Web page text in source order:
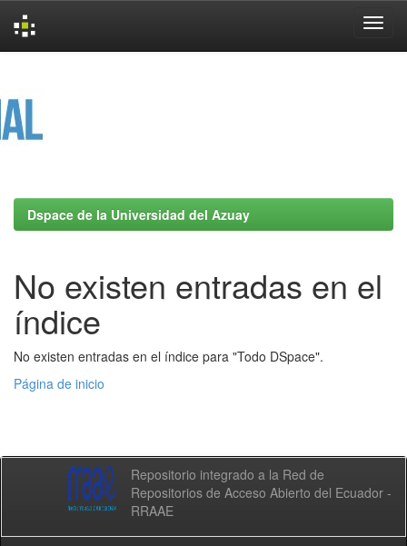
Dspace de la Universidad del Azuay
No existen entradas en el
índice
No existen entradas en el índice para "Todo DSpace".
Página de inicio
Repositorio integrado a la Red de
Repositorios de Acceso Abierto del Ecuador -
RRAAE